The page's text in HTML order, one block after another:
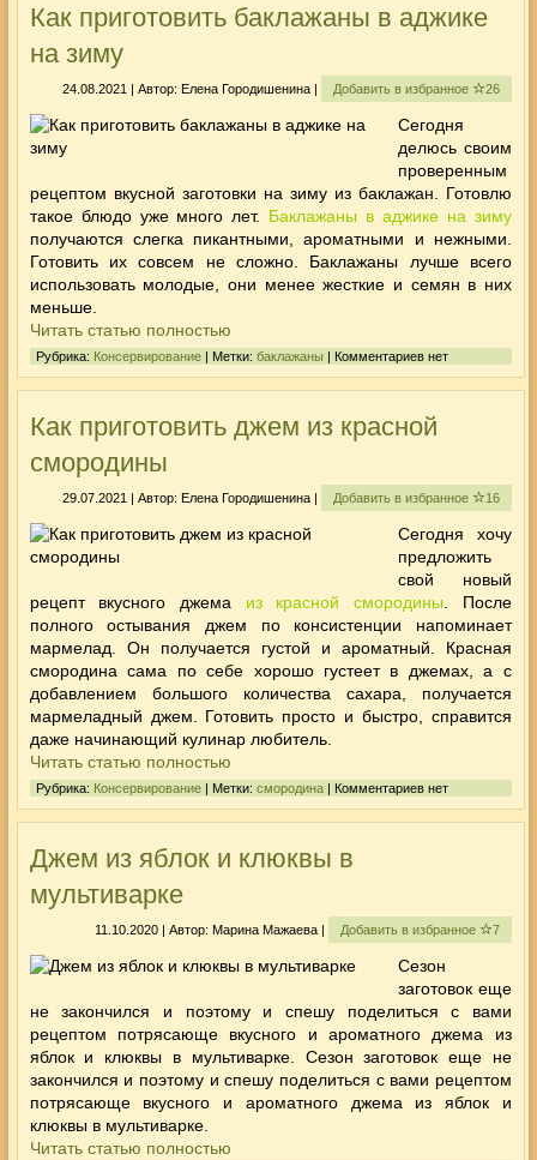
Как приготовить баклажаны в аджике
на зиму
24.08.2021 | Автор: Елена Городишенина | Добавить в избранное 26
Сегодня
делюсь своим
проверенным
рецептом вкусной заготовки на зиму из баклажан. Готовлю
такое блюдо уже много лет. Баклажаны в аджике на зиму
получаются слегка пикантными, ароматными и нежными.
Готовить их совсем не сложно. Баклажаны лучше всего
использовать молодые, они менее жесткие и семян в них
меньше.
Читать статью полностью
Рубрика: Консервирование| Метки: баклажаны | Комментариев нет
Как приготовить джем из красной
смородины
29.07.2021 | Автор: Елена Городишенина | Добавить в избранное 16
Сегодня хочу
предложить
свой новый
рецепт вкусного джема из красной смородины . После
полного остывания джем по консистенции напоминает
мармелад. Он получается густой и ароматный. Красная
смородина сама по себе хорошо густеет в джемах, а с
добавлением большого количества сахара, получается
мармеладный джем. Готовить просто и быстро, справится
даже начинающий кулинар любитель.
Читать статью полностью
Рубрика: Консервирование| Метки: смородина| Комментариев нет
Джем из яблок и клюквы в
мультиварке
11.10.2020 | Автор: Марина Мажаева | Добавить в избранное 7
Сезон
заготовок еще
не закончился и поэтому и спешу поделиться с вами
рецептом потрясающе вкусного и ароматного джема из
яблок и клюквы в мультиварке. Сезон заготовок еще не
закончился и поэтому и спешу поделиться с вами рецептом
потрясающе вкусного и ароматного джема из яблок и
клюквы в мультиварке.
Читать статью полностью